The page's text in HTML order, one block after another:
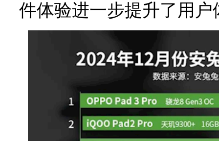
件体验进一步提升了用户